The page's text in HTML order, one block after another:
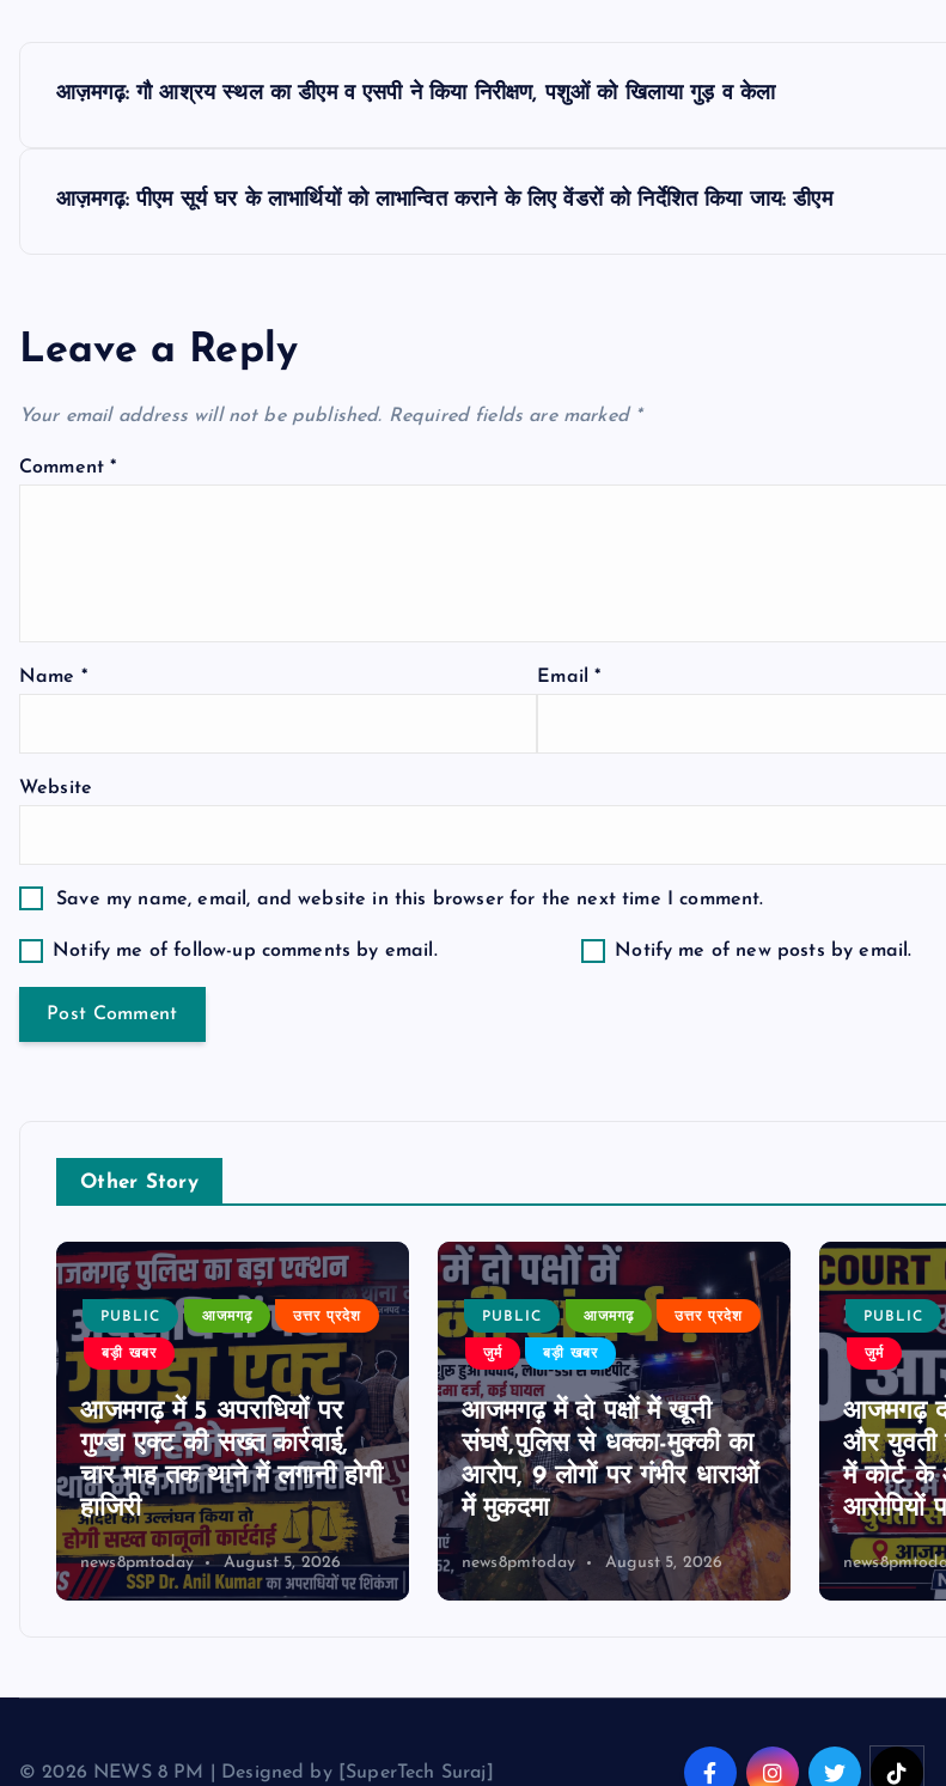
n
a
v
a
i
o
n
आज़मगढ़: गौ आश्रय स्थल का डीएम व एसपी ने किया निरीक्षण, पशुओं को खिलाया गुड़ व केला
आज़मगढ़: पीएम सूर्य घर के लाभार्थियों को लाभान्वित कराने के लिए वेंडरों को निर्देशित किया जाय: डीएम
Leave a Reply
Your email address will not be published. Required fields are marked *
Comment*
Name * Email*
Website
Save my name, email, and website in this browser for the next time I comment.
Notify me of follow-up comments by email. Notify me of new posts by email.
Other Story
PUBLIC आजमगढ़ उत्तर प्रदेश
बड़ी खबर
आजमगढ़ में 5 अपराधियों पर
गुण्डा एक्ट की सख्त कार्रवाई,
चार माह तक थाने में लगानी होगी
हाजिरी
news8pmtoday August 5, 2026
PUBLIC आजमगढ़ उत्तर प्रदेश
जुर्म बड़ी खबर
आजमगढ़ में दो पक्षों में खूनी
संघर्ष,पुलिस से धक्का-मुक्की का
आरोप, 9 लोगों पर गंभीर धाराओं
में मुकदमा
news8pmtoday August 5, 2026
PUBLIC
जुर्म
आजमगढ़
और युवती
में कोर्ट
© 2026 NEWS 8 PM | Designed by [SuperTech Suraj]